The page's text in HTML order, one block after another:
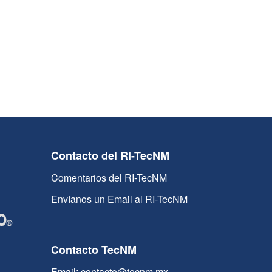
Contacto del RI-TecNM
Comentarios del RI-TecNM
Envíanos un Email al RI-TecNM
Contacto TecNM